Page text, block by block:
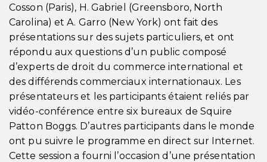
Cosson (Paris), H. Gabriel (Greensboro, North
Carolina) et A. Garro (New York) ont fait des
présentations sur des sujets particuliers, et ont
répondu aux questions d’un public composé
d’experts de droit du commerce international et
des différends commerciaux internationaux. Les
présentateurs et les participants étaient reliés par
vidéo-conférence entre six bureaux de Squire
Patton Boggs. D’autres participants dans le monde
ont pu suivre le programme en direct sur Internet.
Cette session a fourni l’occasion d’une présentation